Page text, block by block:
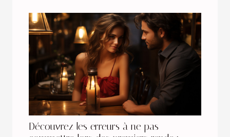
Découvrez les erreurs à ne pas